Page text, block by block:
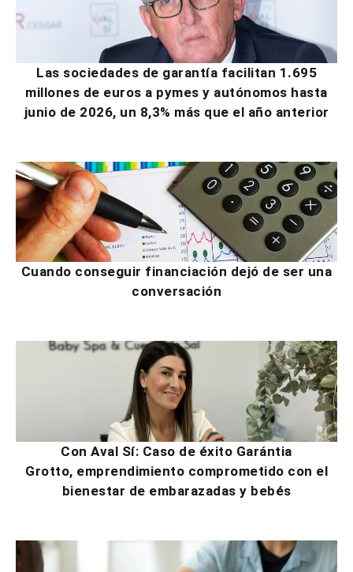
Las sociedades de garantía facilitan 1.695
millones de euros a pymes y autónomos hasta
junio de 2026, un 8,3% más que el año anterior
Cuando conseguir financiación dejó de ser una
conversación
Con Aval Sí: Caso de éxito Garántia
Grotto, emprendimiento comprometido con el
bienestar de embarazadas y bebés